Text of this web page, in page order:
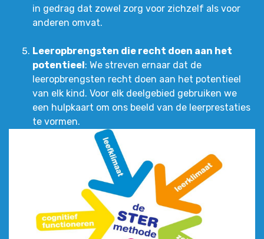
in gedrag dat zowel zorg voor zichzelf als voor
anderen omvat.
Leeropbrengsten die recht doen aan het
potentieel : We streven ernaar dat de
leeropbrengsten recht doen aan het potentieel
van elk kind. Voor elk deelgebied gebruiken we
een hulpkaart om ons beeld van de leerprestaties
te vormen.